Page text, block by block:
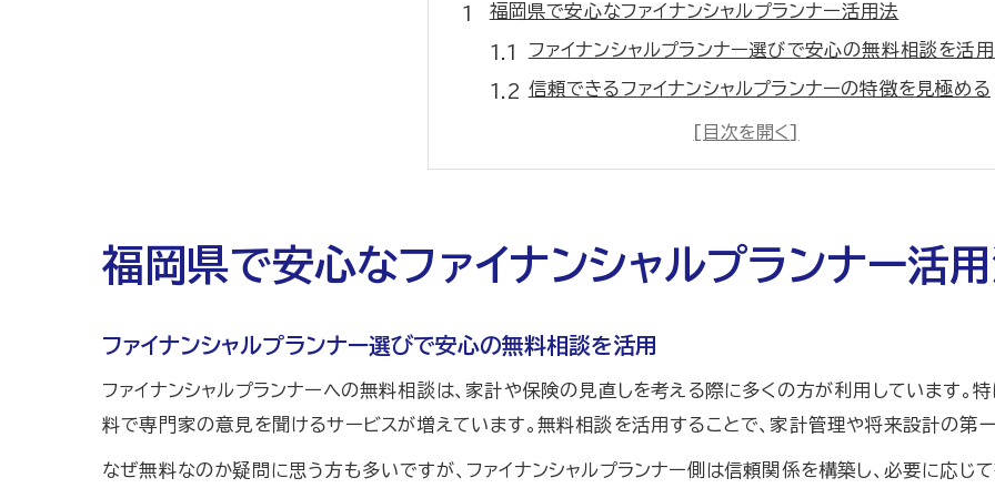
福岡県で安心なファイナンシャルプランナー活用法
ファイナンシャルプランナー選びで安心の無料相談を活用
信頼できるファイナンシャルプランナーの特徴を見極める
家計見直しはファイナンシャルプランナーに任せて安心
ファイナンシャルプランナーによる保険相談のメリットと
無料相談で保険見直しを賢く始めるコツ
ファイナンシャルプランナー無料相談で保険見直し成功
FP相談を利用した家計と保険の見直しポイント
無料FP相談の流れと失敗しないコツを解説
賢い保険見直しはファイナンシャルプランナーが鍵
信頼できるFP選び方と福岡県のポイント
福岡県で安心なファイナンシャルプランナー活
ファイナンシャルプランナー選びで安心の無料相談を活用
ファイナンシャルプランナーへの無料相談は、家計や保険の見直しを考える際に多くの方が利用しています。
料で専門家の意見を聞けるサービスが増えています。無料相談を活用することで、家計管理や将来設計の第
なぜ無料なのか疑問に思う方も多いですが、ファイナンシャルプランナー側は信頼関係を構築し、必要に応じ